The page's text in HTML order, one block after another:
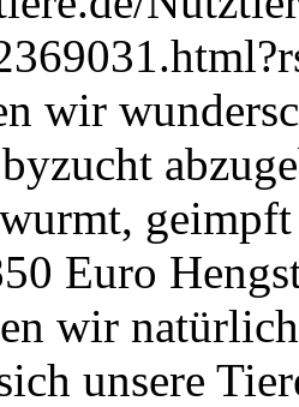
wir
Euro
wir
unsere